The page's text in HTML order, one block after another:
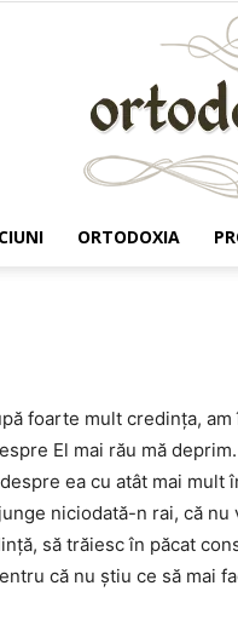
ORTODOXIA
foarte mult credința,
El mai rău mă
ea cu atât mai mult
niciodată-n rai, că nu
să trăiesc în păcat
că nu știu ce să mai